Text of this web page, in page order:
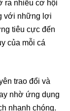
ra nhiều cơ hội
với những lợi
tiêu cực đến
của mỗi cá
trao đổi và
nhờ ứng dụng
nhanh chóng.